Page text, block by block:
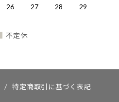
26 27 28
29
不定休
/ 特定商取引に基づく表記